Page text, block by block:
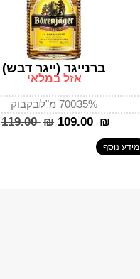
ברנייגר (ייגר דבש)
אזל במלאי
35%700 מ"ל בקבוק
‎119.00 ₪ ‎109.00 ₪
מידע נוסף